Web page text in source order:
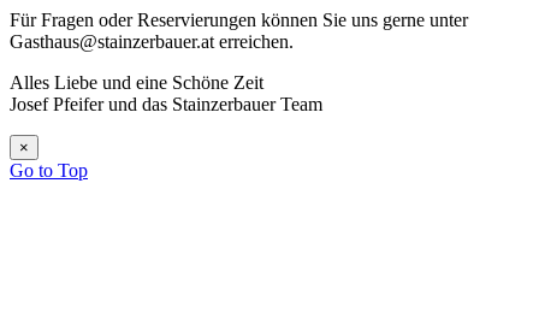
Für Fragen oder Reservierungen können Sie uns gerne unter
Gasthaus@stainzerbauer.at erreichen.
Alles Liebe und eine Schöne Zeit
Josef Pfeifer und das Stainzerbauer Team
×
Go to Top